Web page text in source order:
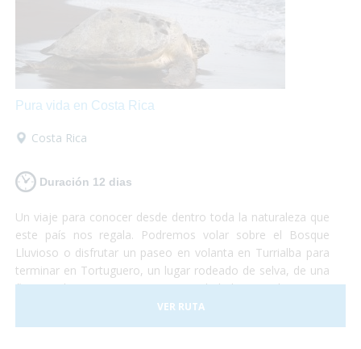
Pura vida en Costa Rica
Costa Rica
Duración 12 dias
Un viaje para conocer desde dentro toda la naturaleza que
este país nos regala. Podremos volar sobre el Bosque
Lluvioso o disfrutar un paseo en volanta en Turrialba para
terminar en Tortuguero, un lugar rodeado de selva, de una
flora exuberante y una gran cantidad de animales como
monos, perezosos, tapires, entre otros. Terminaremos
nuestro viaje disfrutando del clima de las playas de caribe
VER RUTA